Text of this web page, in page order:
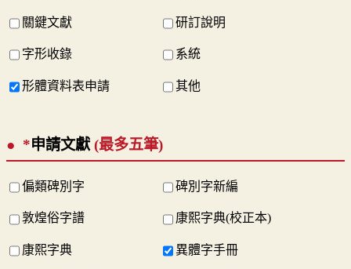
關鍵文獻 研訂說明
字形收錄 系統
形體資料表申請 其他
*申請文獻(最多五筆)
偏類碑別字 碑別字新編
敦煌俗字譜 康熙字典(校正本)
康熙字典 異體字手冊